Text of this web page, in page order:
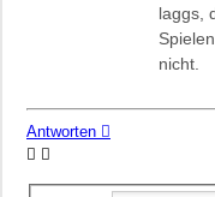
laggs,
nicht.
Antworten